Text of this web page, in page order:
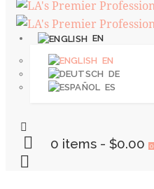
EN
EN
DE
ES
0 items- $0.00 0